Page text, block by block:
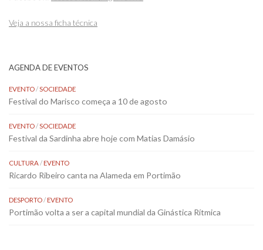
Veja a nossa ficha técnica
AGENDA DE EVENTOS
EVENTO/SOCIEDADE
Festival do Marisco começa a 10 de agosto
EVENTO/SOCIEDADE
Festival da Sardinha abre hoje com Matias Damásio
CULTURA/EVENTO
Ricardo Ribeiro canta na Alameda em Portimão
DESPORTO/EVENTO
Portimão volta a ser a capital mundial da Ginástica Rítmica